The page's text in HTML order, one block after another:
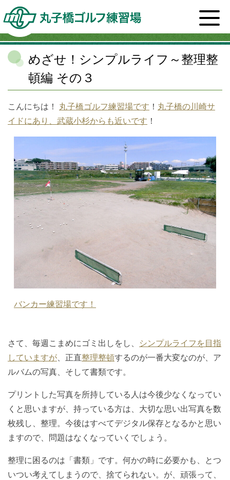
ホーム>スタッフブログ一覧>カルチャー
めざせ！
シンプルライフ～整理整頓編 その３
めざせ！シンプルライフ～整理整
頓編 その３
こんにちは！ 丸子橋ゴルフ練習場です ！ 丸子橋の川崎サ
イドにあり、武蔵小杉からも近いです ！
バンカー練習場です！
さて、毎週こまめにゴミ出しをし、
シンプルライフを目指
していますが 、正直整理整頓するのが一番大変なのが、ア
ルバムの写真、そして書類です。
プリントした写真を所持している人は今後少なくなってい
くと思いますが、持っている方は、大切な思い出写真を数
枚残し、整理。今後はすべてデジタル保存となるかと思い
ますので、問題はなくなっていくでしょう。
整理に困るのは「書類」です。何かの時に必要かも、とつ
いつい考えてしまうので、捨てられない。が、頑張って、